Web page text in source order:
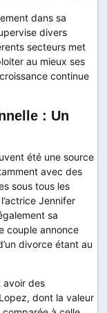
dans sa
divers
secteurs met
au mieux ses
continue
: Un
été une source
avec des
sous tous les
Jennifer
sa
couple annonce
divorce étant au
avoir des
dont la valeur